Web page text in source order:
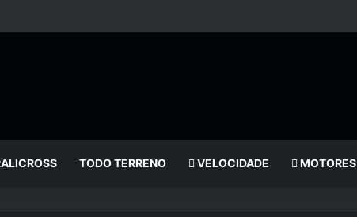
TODO TERRENO VELOCIDADE MOTORES